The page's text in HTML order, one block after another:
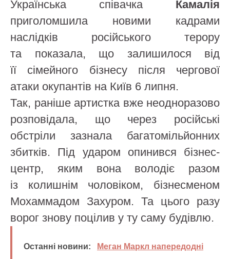
Українська співачка Камалія
приголомшила новими кадрами
наслідків російського терору
та показала, що залишилося від
її сімейного бізнесу після чергової
атаки окупантів на Київ 6 липня.
Так, раніше артистка вже неодноразово
розповідала, що через російські
обстріли зазнала багатомільйонних
збитків. Під ударом опинився бізнес-
центр, яким вона володіє разом
із колишнім чоловіком, бізнесменом
Мохаммадом Захуром. Та цього разу
ворог знову поцілив у ту саму будівлю.
Останні новини:
Меган Маркл напередодні